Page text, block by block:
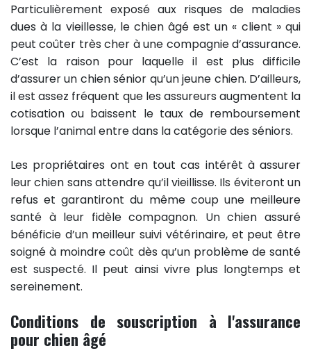
Particulièrement exposé aux risques de maladies
dues à la vieillesse, le chien âgé est un « client » qui
peut coûter très cher à une compagnie d’assurance.
C’est la raison pour laquelle il est plus difficile
d’assurer un chien sénior qu’un jeune chien. D’ailleurs,
il est assez fréquent que les assureurs augmentent la
cotisation ou baissent le taux de remboursement
lorsque l’animal entre dans la catégorie des séniors.
Les propriétaires ont en tout cas intérêt à assurer
leur chien sans attendre qu’il vieillisse. Ils éviteront un
refus et garantiront du même coup une meilleure
santé à leur fidèle compagnon. Un chien assuré
bénéficie d’un meilleur suivi vétérinaire, et peut être
soigné à moindre coût dès qu’un problème de santé
est suspecté. Il peut ainsi vivre plus longtemps et
sereinement.
Conditions de souscription à l'assurance
pour chien âgé